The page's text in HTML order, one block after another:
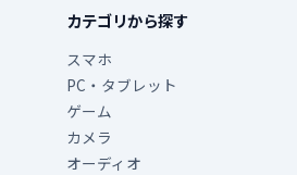
カテゴリから探す
スマホ
PC・タブレット
ゲーム
カメラ
オーディオ